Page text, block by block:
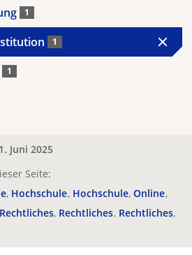
1
1
1
Juni 2025
Seite:
Hochschule Hochschule Online
Rechtliches Rechtliches Rechtliches